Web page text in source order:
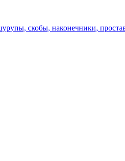
скобы, наконечники,